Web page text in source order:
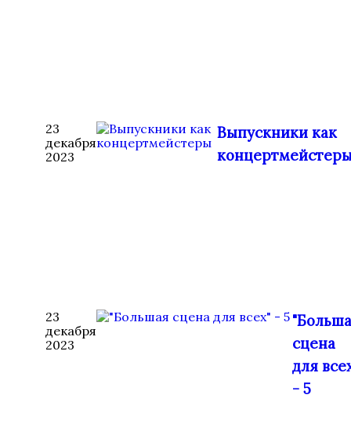
23
декабря
2023
Выпускники как
23
декабря
2023
сцена
для
- 5